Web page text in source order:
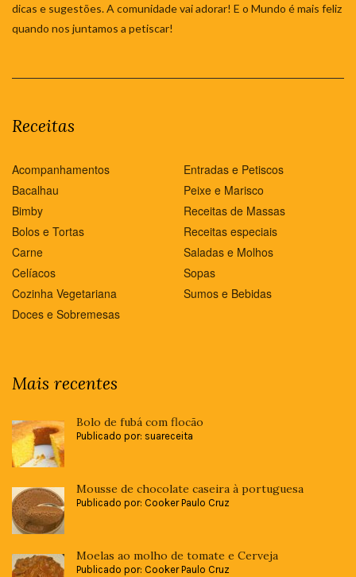
dicas e sugestões. A comunidade vai adorar! E o Mundo é mais feliz
quando nos juntamos a petiscar!
Receitas
Acompanhamentos
Bacalhau
Bimby
Bolos e Tortas
Carne
Celíacos
Cozinha Vegetariana
Doces e Sobremesas
Entradas e Petiscos
Peixe e Marisco
Receitas de Massas
Receitas especiais
Saladas e Molhos
Sopas
Sumos e Bebidas
Mais recentes
Bolo de fubá com flocão
Publicado por: suareceita
Mousse de chocolate caseira à portuguesa
Publicado por: Cooker Paulo Cruz
Moelas ao molho de tomate e Cerveja
Publicado por: Cooker Paulo Cruz